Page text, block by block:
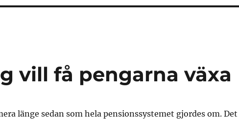
vill få pengarna växa
länge sedan som hela pensionssystemet gjordes om. Det